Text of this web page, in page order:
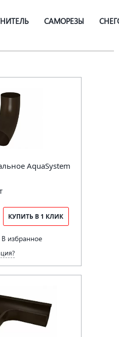
САМОРЕЗЫ
AquaSystem
КУПИТЬ В 1 КЛИК
В избранное